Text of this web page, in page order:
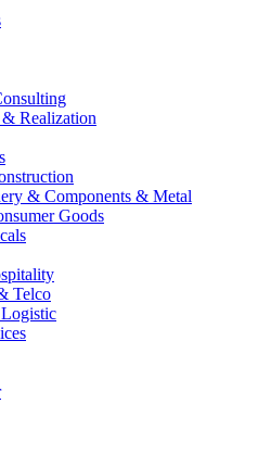
Realization
& Components & Metal
Goods
Telco